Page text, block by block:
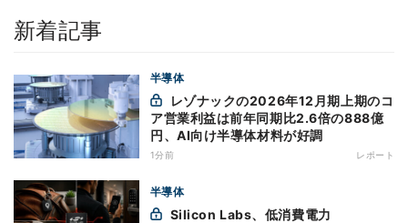
新着記事
半導体
ア営業利益は前年同期比2.6倍の888億
円、AI向け半導体材料が好調
1分前 レポート
半導体